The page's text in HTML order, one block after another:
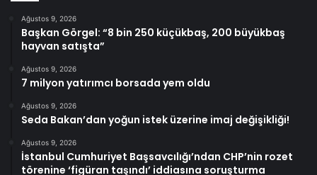
Ağustos 9, 2026
Başkan Görgel: “8 bin 250 küçükbaş, 200 büyükbaş
hayvan satışta”
Ağustos 9, 2026
7 milyon yatırımcı borsada yem oldu
Ağustos 9, 2026
Seda Bakan’dan yoğun istek üzerine imaj değişikliği!
Ağustos 9, 2026
İstanbul Cumhuriyet Başsavcılığı’ndan CHP’nin rozet
törenine ‘figüran taşındı’ iddiasına soruşturma